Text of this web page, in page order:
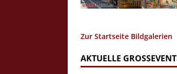
Zur Startseite Bildgalerien
AKTUELLE GROSSEVENTS